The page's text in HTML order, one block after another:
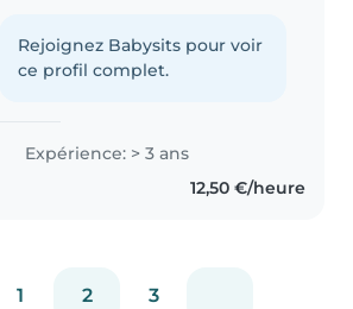
Rejoignez Babysits pour voir
ce profil complet.
Expérience: > 3 ans
12,50 €/heure
1 2 3